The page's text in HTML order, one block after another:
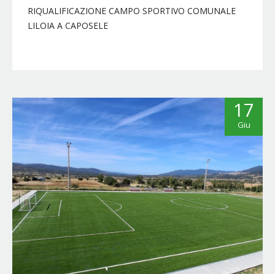
RIQUALIFICAZIONE CAMPO SPORTIVO COMUNALE
LILOIA A CAPOSELE
17
Giu